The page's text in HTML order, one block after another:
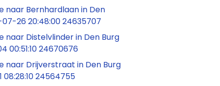
naar Bernhardlaan in Den
26 20:48:00 24635707
naar Distelvlinder in Den Burg
00:51:10 24670676
naar Drijverstraat in Den Burg
08:28:10 24564755